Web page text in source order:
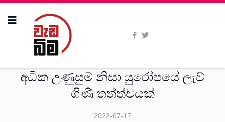
අධික උණුසුම නිසා යුරෝපයේ ලැව්
ගිණි තත්ත්වයක්
2022-07-17